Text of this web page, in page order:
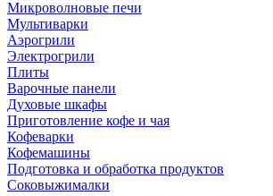
Микроволновые печи
Мультиварки
Аэрогрили
Электрогрили
Плиты
Варочные панели
Духовые шкафы
Приготовление кофе и чая
Кофеварки
Кофемашины
Подготовка и обработка продуктов
Соковыжималки